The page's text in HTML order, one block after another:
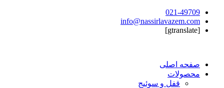
021-49709
info@nassirlavazem.com
[gtranslate]
صفحه اصلی
محصولات
قفل و سوئیج